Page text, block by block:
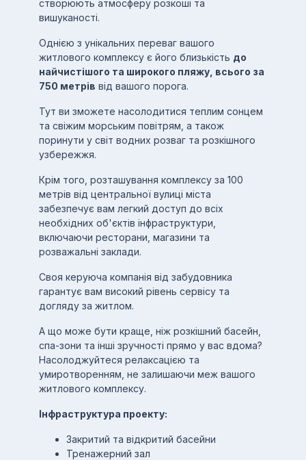
створюють атмосферу розкоші та
вишуканості.
Однією з унікальних переваг вашого
житлового комплексу є його близькість до
найчистішого та широкого пляжу, всього за
750 метрів від вашого порога.
Тут ви зможете насолодитися теплим сонцем
та свіжим морським повітрям, а також
поринути у світ водних розваг та розкішного
узбережжя.
Крім того, розташування комплексу за 100
метрів від центральної вулиці міста
забезпечує вам легкий доступ до всіх
необхідних об'єктів інфраструктури,
включаючи ресторани, магазини та
розважальні заклади.
Своя керуюча компанія від забудовника
гарантує вам високий рівень сервісу та
догляду за житлом.
А що може бути краще, ніж розкішний басейн,
спа-зони та інші зручності прямо у вас вдома?
Насолоджуйтеся релаксацією та
умиротворенням, не залишаючи меж вашого
житлового комплексу.
Інфраструктура проекту:
Закритий та відкритий басейни
Тренажерний зал